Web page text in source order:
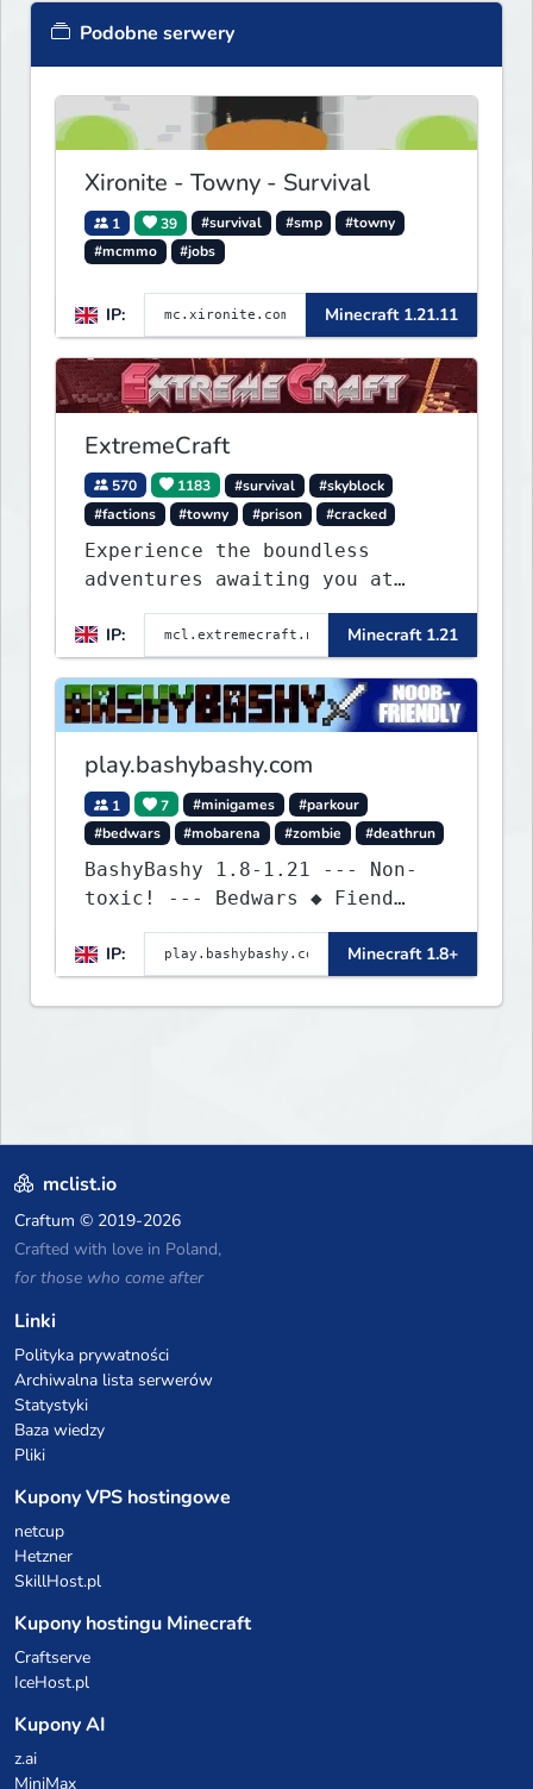
Podobne serwery
Xironite - Towny - Survival
1 39 #survival #smp
#towny
#mcmmo
#jobs
IP: Minecraft 1.21.11
ExtremeCraft
570 1183 #survival
#skyblock
#factions
#towny #prison #cracked
Experience the boundless
adventures awaiting you at
journey through a plethora of
exhilarating game modes,
blending both timeless
classics and innovative new
experiences seamlessly.
IP: Minecraft 1.21
play.bashybashy.com
1 7 #minigames
#parkour
#bedwars
#mobarena #zombie #deathrun
BashyBashy 1.8-1.21 --- Non-
toxic! --- Bedwars ◆ Fiend
Fight ◆ Assault Course
IP:
Minecraft 1.8+
mclist.io
Craftum © 2019-2026
Crafted with love in Poland,
for those who come after
Linki
Polityka prywatności
Archiwalna lista serwerów
Statystyki
Baza wiedzy
Pliki
Kupony VPS hostingowe
netcup
Hetzner
SkillHost.pl
Kupony hostingu Minecraft
Craftserve
IceHost.pl
Kupony AI
z.ai
MiniMax